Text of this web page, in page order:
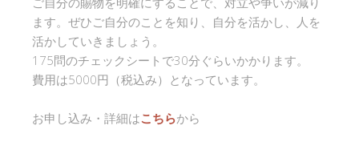
ます。ぜひご自分のことを知り、自分を活かし、人を
活かしていきましょう。
175問のチェックシートで30分ぐらいかかります。
費用は5000円（税込み）となっています。
お申し込み・詳細はこちらから